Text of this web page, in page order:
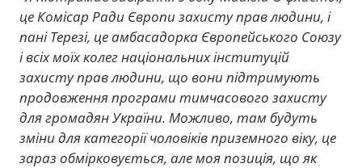
це Комісар Ради Європи захисту прав людини, і
пані Терезі, це амбасадорка Європейського Союзу
і всіх моїх колег національних інституцій
захисту прав людини, що вони підтримують
продовження програми тимчасового захисту
для громадян України. Можливо, там будуть
зміни для категорії чоловіків приземного віку, це
зараз обмірковується, але моя позиція, що як